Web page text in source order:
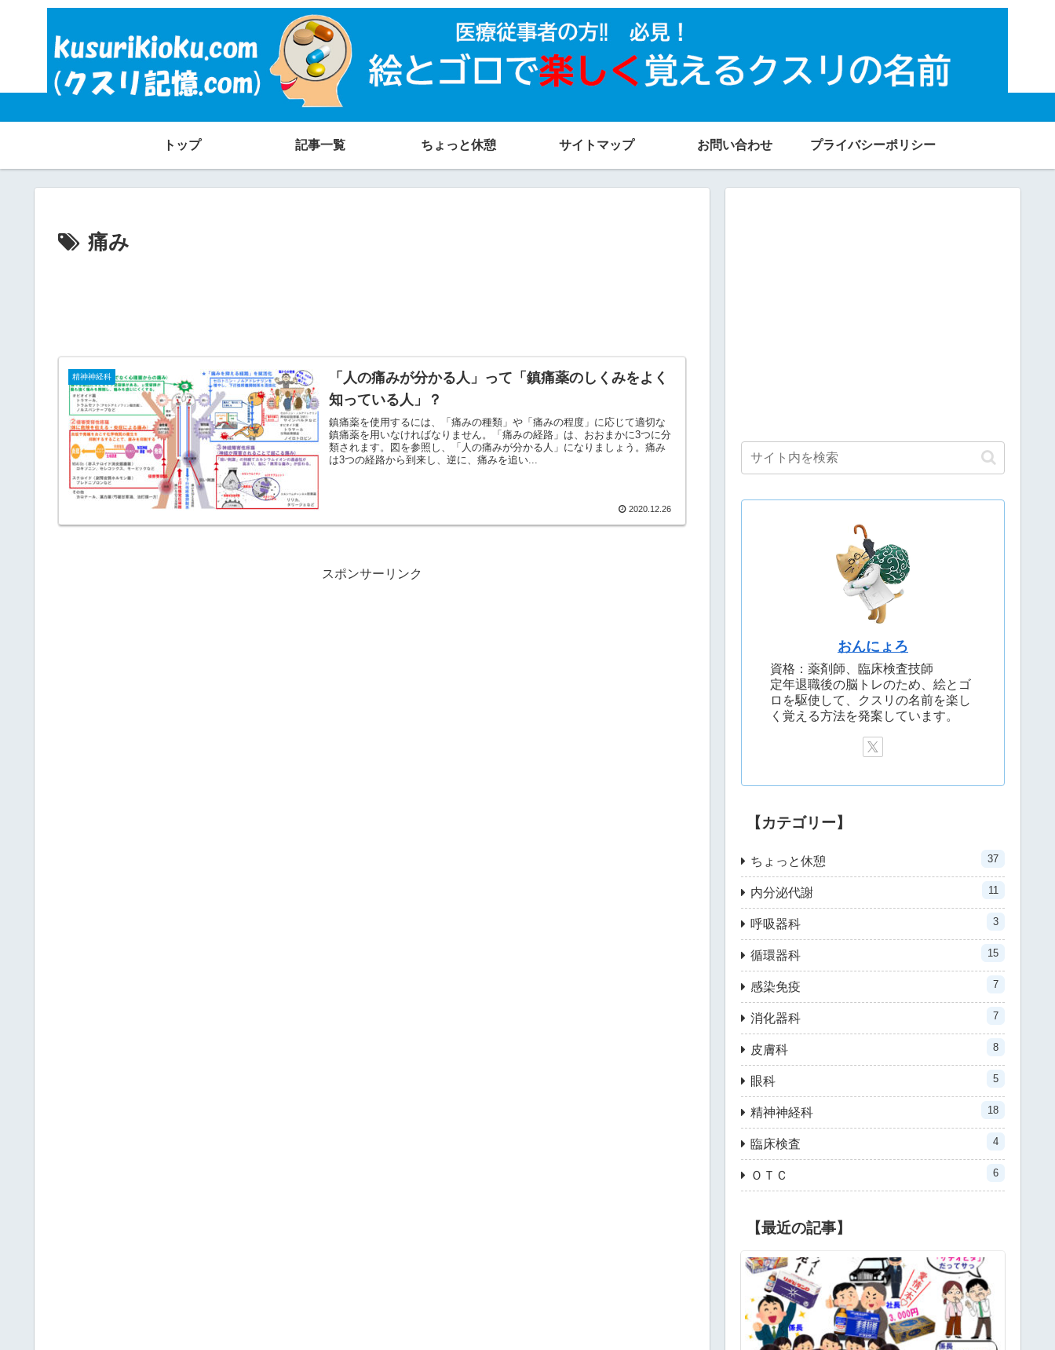
トップ 記事一覧 ちょっと休憩 サイトマップ お問い合わせ プライバシーポリシー
痛み
精神神経科
「人の痛みが分かる人」って「鎮痛薬のしくみをよく
知っている人」？
鎮痛薬を使用するには、「痛みの種類」や「痛みの程度」に応じて適切な
鎮痛薬を用いなければなりません。「痛みの経路」は、おおまかに3つに分
類されます。図を参照し、「人の痛みが分かる人」になりましょう。痛み
は3つの経路から到来し、逆に、痛みを追い...
2020.12.26
スポンサーリンク
おんにょろ
資格：薬剤師、臨床検査技師
定年退職後の脳トレのため、絵とゴ
ロを駆使して、クスリの名前を楽し
く覚える方法を発案しています。
【カテゴリー】
ちょっと休憩 37
内分泌代謝 11
呼吸器科 3
循環器科 15
感染免疫 7
消化器科 7
皮膚科 8
眼科 5
精神神経科 18
臨床検査 4
ＯＴＣ 6
【最近の記事】